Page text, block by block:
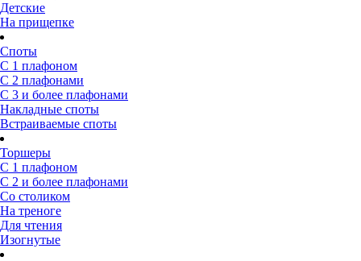
Детские
На прищепке
Споты
С 1 плафоном
С 2 плафонами
С 3 и более плафонами
Накладные споты
Встраиваемые споты
Торшеры
С 1 плафоном
С 2 и более плафонами
Со столиком
На треноге
Для чтения
Изогнутые